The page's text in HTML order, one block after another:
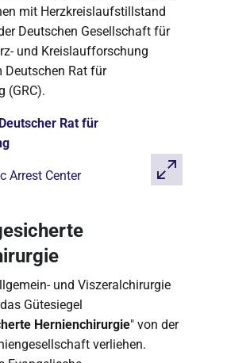
mit Herzkreislaufstillstand
Deutschen Gesellschaft für
und Kreislaufforschung
Deutschen Rat für
(GRC).
Deutscher Rat für
und Viszeralchirurgie
Gütesiegel
Hernienchirurgie" von der
verliehen.